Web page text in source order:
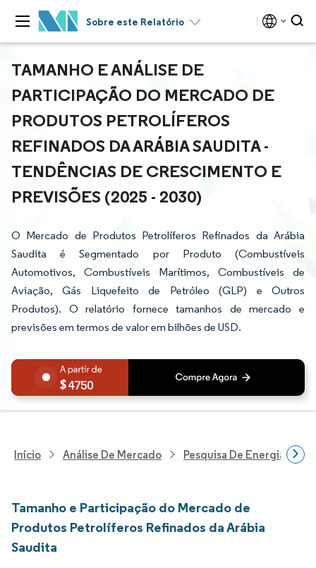
Sobre este Relatório
TAMANHO E ANÁLISE DE
PARTICIPAÇÃO DO MERCADO DE
PRODUTOS PETROLÍFEROS
REFINADOS DA ARÁBIA SAUDITA -
TENDÊNCIAS DE CRESCIMENTO E
PREVISÕES (2025 - 2030)
O Mercado de Produtos Petrolíferos Refinados da Arábia
Saudita é Segmentado por Produto (Combustíveis
Automotivos, Combustíveis Marítimos, Combustíveis de
Aviação, Gás Liquefeito de Petróleo (GLP) e Outros
Produtos). O relatório fornece tamanhos de mercado e
previsões em termos de valor em bilhões de USD.
4750
Início Análise De Mercado Pesquisa De Energia E
Tamanho e Participação do Mercado de
Produtos Petrolíferos Refinados da Arábia
Saudita